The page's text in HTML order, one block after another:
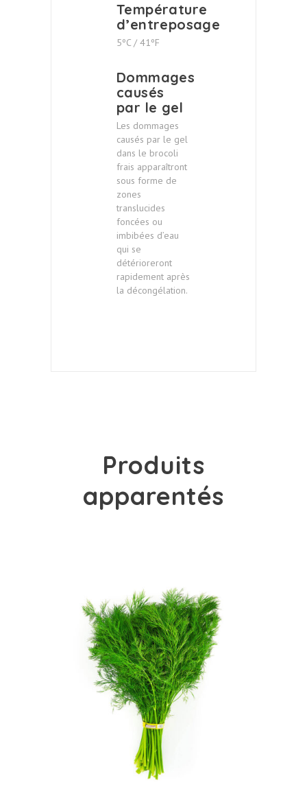
Température
d’entreposage
5ºC / 41ºF
Dommages
causés
par le gel
Les dommages
causés par le gel
dans le brocoli
frais apparaîtront
sous forme de
zones
translucides
foncées ou
imbibées d’eau
qui se
détérioreront
rapidement après
la décongélation.
Produits
apparentés